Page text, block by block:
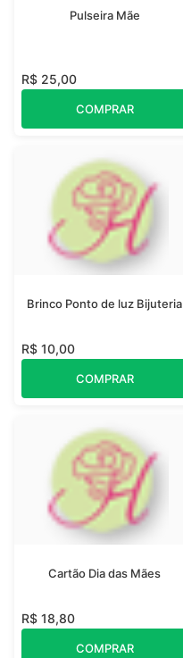
Pulseira Mãe
R$ 25,00
COMPRAR
Brinco Ponto de luz Bijuteria
R$ 10,00
COMPRAR
Cartão Dia das Mães
R$ 18,80
COMPRAR